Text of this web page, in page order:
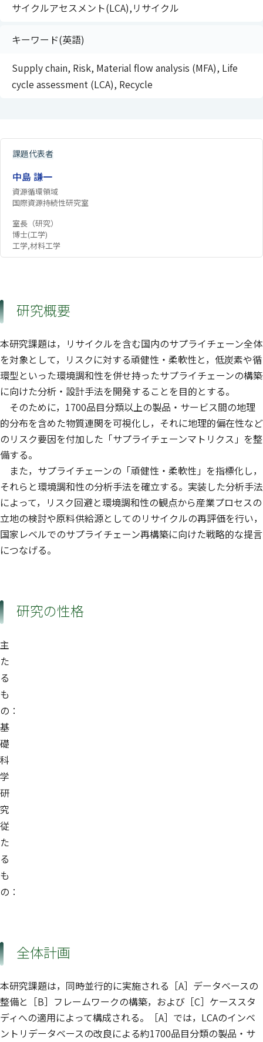
サイクルアセスメント(LCA),リサイクル
キーワード(英語)
Supply chain, Risk, Material flow analysis (MFA), Life
cycle assessment (LCA), Recycle
課題代表者
中島 謙一
資源循環領域
国際資源持続性研究室
室長（研究）
博士(工学)
工学,材料工学
研究概要
本研究課題は，リサイクルを含む国内のサプライチェーン全体
を対象として，リスクに対する頑健性・柔軟性と，低炭素や循
環型といった環境調和性を併せ持ったサプライチェーンの構築
に向けた分析・設計手法を開発することを目的とする。
そのために，1700品目分類以上の製品・サービス間の地理
的分布を含めた物質連関を可視化し，それに地理的偏在性など
のリスク要因を付加した「サプライチェーンマトリクス」を整
備する。
また，サプライチェーンの「頑健性・柔軟性」を指標化し，
それらと環境調和性の分析手法を確立する。実装した分析手法
によって，リスク回避と環境調和性の観点から産業プロセスの
立地の検討や原料供給源としてのリサイクルの再評価を行い，
国家レベルでのサプライチェーン再構築に向けた戦略的な提言
につなげる。
研究の性格
主
た
る
も
の：
基
礎
科
学
研
究
従
た
る
も
の：
全体計画
本研究課題は，同時並行的に実施される［A］データベースの
整備と［B］フレームワークの構築，および［C］ケーススタ
ディへの適用によって構成される。［A］では，LCAのインベ
ントリデータベースの改良による約1700品目分類の製品・サ